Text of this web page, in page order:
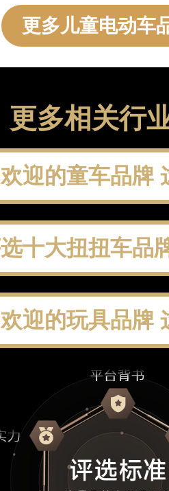
更多儿童电动车
更多相关行
迎的童车品牌 这
大扭扭车品牌：聚焦
迎的玩具品牌 这